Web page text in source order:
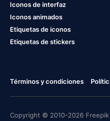
Iconos de interfaz
Iconos animados
Etiquetas de iconos
Etiquetas de stickers
Términos y condiciones
Copyright © 2010-2026 Freepik